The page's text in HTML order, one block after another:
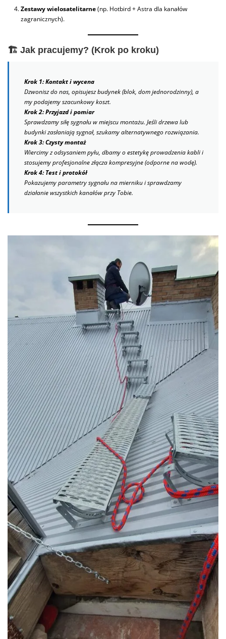
Zestawy wielosatelitarne(np. Hotbird + Astra dla kanałów
zagranicznych).
🏗️ Jak pracujemy? (Krok po kroku)
Krok 1: Kontakt i wycena
Dzwonisz do nas, opisujesz budynek (blok, dom jednorodzinny), a
my podajemy szacunkowy koszt.
Krok 2: Przyjazd i pomiar
Sprawdzamy siłę sygnału w miejscu montażu. Jeśli drzewa lub
budynki zasłaniają sygnał, szukamy alternatywnego rozwiązania.
Krok 3: Czysty montaż
Wiercimy z odsysaniem pyłu, dbamy o estetykę prowadzenia kabli i
stosujemy profesjonalne złącza kompresyjne (odporne na wodę).
Krok 4: Test i protokół
Pokazujemy parametry sygnału na mierniku i sprawdzamy
działanie wszystkich kanałów przy Tobie.